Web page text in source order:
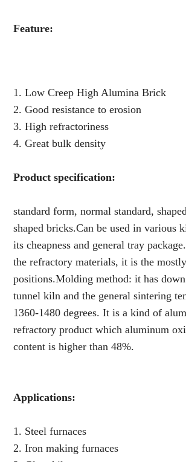
Feature:
1. Low Creep High Alumina Brick
2. Good resistance to erosion
3. High refractoriness
4. Great bulk density
Product specification:
standard form, normal standard,
shaped bricks.Can be used in various
its cheapness and general tray
the refractory materials, it is the
positions.Molding method: it has
tunnel kiln and the general sintering
1360-1480 degrees. It is a kind of
refractory product which aluminum
content is higher than 48%.
Applications:
1. Steel furnaces
2. Iron making furnaces